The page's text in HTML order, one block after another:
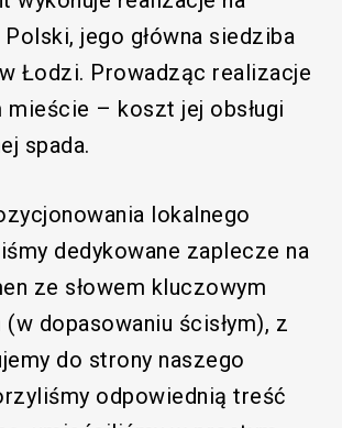
Polski, jego główna siedziba
Łodzi. Prowadząc realizacje
mieście – koszt jej obsługi
spada.
lokalnego
dedykowane zaplecze na
ze słowem kluczowym
dopasowaniu ścisłym), z
do strony naszego
odpowiednią treść